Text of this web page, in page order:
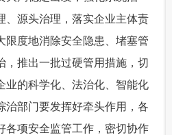
、源头治理，落实企业主体责
限度地消除安全隐患、堵塞管
，推出一批过硬管用措施，切
业的科学化、法治化、智能化
治部门要发挥好牵头作用，各
各项安全监管工作，密切协作